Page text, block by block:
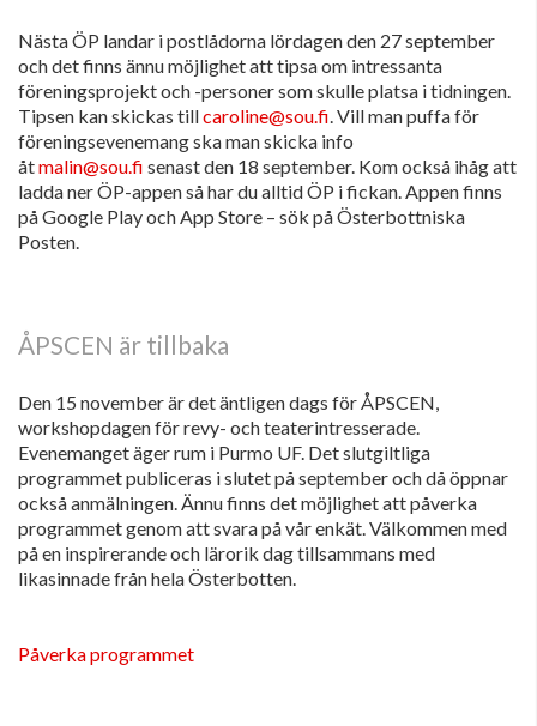
Nästa ÖP landar i postlådorna lördagen den 27 september
och det finns ännu möjlighet att tipsa om intressanta
föreningsprojekt och -personer som skulle platsa i tidningen.
Tipsen kan skickas tillcaroline@sou.fi. Vill man puffa för
föreningsevenemang ska man skicka info
åtmalin@sou.fi senast den 18 september. Kom också ihåg att
ladda ner ÖP-appen så har du alltid ÖP i fickan. Appen finns
på Google Play och App Store – sök på Österbottniska
Posten.
ÅPSCEN är tillbaka
Den 15 november är det äntligen dags för ÅPSCEN,
workshopdagen för revy- och teaterintresserade.
Evenemanget äger rum i Purmo UF. Det slutgiltliga
programmet publiceras i slutet på september och då öppnar
också anmälningen. Ännu finns det möjlighet att påverka
programmet genom att svara på vår enkät. Välkommen med
på en inspirerande och lärorik dag tillsammans med
likasinnade från hela Österbotten.
Påverka programmet